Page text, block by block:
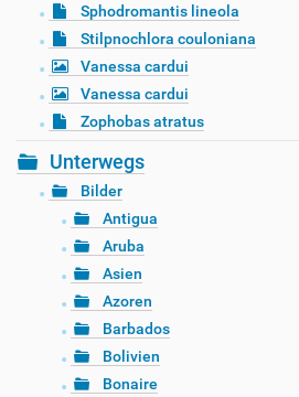
Sphodromantis lineola
Stilpnochlora couloniana
Vanessa cardui
Vanessa cardui
Zophobas atratus
Unterwegs
Bilder
Antigua
Aruba
Asien
Azoren
Barbados
Bolivien
Bonaire